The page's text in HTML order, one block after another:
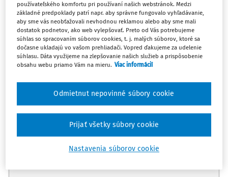
Ups, zatiaľ ste si prečítali len
začiatok...
Celý odborný obsah z tejto oblasti je
dostupný predplatiteľom portálu.
Odomknite si prístup k odbornému
obsahu a získajte prístup na 10 dní
zdarma, stačí sa len zaregistrovať.
Vďaka registrácii získate prístup aj k
používateľského komfortu pri používaní našich webstránok. Medzi
základné predpoklady patrí napr. aby správne fungovalo vyhľadávanie,
aby sme vás neobťažovali nevhodnou reklamou alebo aby sme mali
dostatok podnetov, ako web vylepšovať. Preto od Vás potrebujeme
súhlas so spracovaním súborov cookies, t. j. malých súborov, ktoré sa
dočasne ukladajú vo vašom prehliadači. Vopred ďakujeme za udelenie
súhlasu. Dáta využijeme na zlepšovanie našich služieb a prispôsobenie
obsahu webu priamo Vám na mieru. Viac informácií
Nastavenia súborov cookie
Odmietnut nepovinné súbory cookie
Prijať všetky súbory cookie